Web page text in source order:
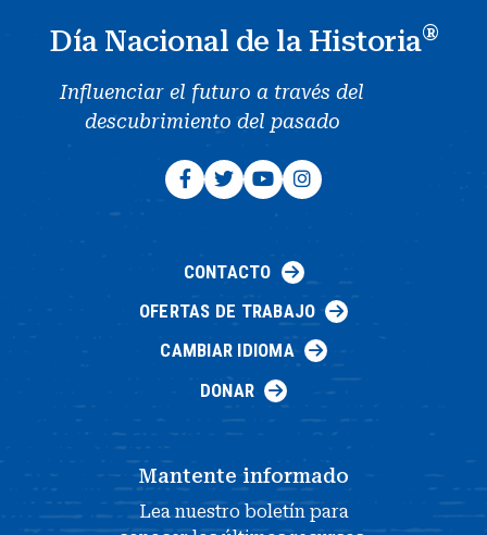
Día Nacional de la Historia®
Influenciar el futuro a través del
descubrimiento del pasado
CONTACTO
OFERTAS DE TRABAJO
CAMBIAR IDIOMA
DONAR
Mantente informado
Lea nuestro boletín para